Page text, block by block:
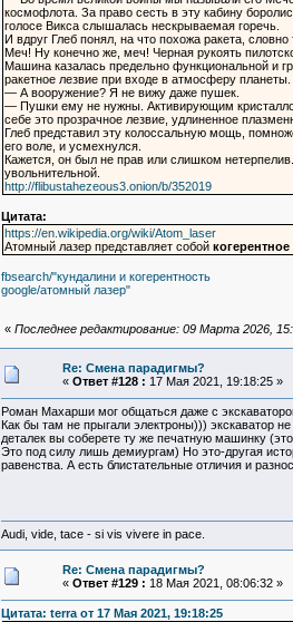
космофлота. За право сесть в эту кабину
голосе Викса слышалась нескрываемая горечь.
И вдруг Глеб понял, на что похожа ракета,
Меч! Ну конечно же, меч! Черная рукоять
Машина казалась предельно функциональной и
ракетное лезвие при входе в атмосферу планеты.
— А вооружение? Я не вижу даже пушек.
— Пушки ему не нужны. Активирующим
себе это прозрачное лезвие, удлиненное
Глеб представил эту колоссальную мощь,
его воле, и усмехнулся.
Кажется, он был не прав или слишком
увольнительной.
http://flibustahezeous3.onion/b/352019
Цитата:
https://en.wikipedia.org/wiki/Atom_laser
Атомный лазер представляет собой когерентное
fbsearch/"кундалини и когерентность
google/атомный лазер"
« Последнее редактирование: 09 Марта 2026,
Re: Смена парадигмы?
« Ответ #128 : 17 Мая 2021, 19:18:25 »
Роман Махарши мог общаться даже с
Как бы там не прыгали электроны))) экскаватор
деталек вы соберете ту же печатную машинку
Это под силу лишь демиургам) Но это-другая
равенства. А есть блистательные отличия и
Audi, vide, tace - si vis vivere in pace.
Re: Смена парадигмы?
« Ответ #129 : 18 Мая 2021, 08:06:32 »
Цитата: terra от 17 Мая 2021, 19:18:25